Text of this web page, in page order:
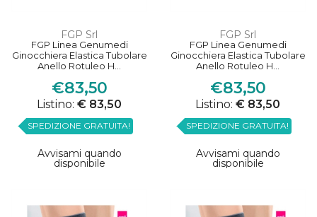
FGP Srl
FGP Linea Genumedi
Ginocchiera Elastica Tubolare
Anello Rotuleo H...
€83,50
Listino: € 83,50
SPEDIZIONE GRATUITA!
Avvisami quando
disponibile
FGP Srl
FGP Linea Genumedi
Ginocchiera Elastica Tubolare
Anello Rotuleo H...
€83,50
Listino: € 83,50
SPEDIZIONE GRATUITA!
Avvisami quando
disponibile